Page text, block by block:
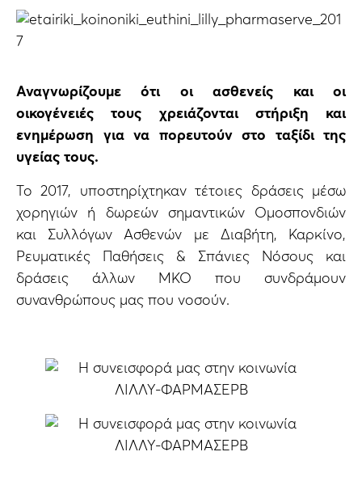
Αναγνωρίζουμε ότι οι ασθενείς και οι
οικογένειές τους χρειάζονται στήριξη και
ενημέρωση για να πορευτούν στο ταξίδι της
υγείας τους.
Το 2017, υποστηρίχτηκαν τέτοιες δράσεις μέσω
χορηγιών ή δωρεών σημαντικών Ομοσπονδιών
και Συλλόγων Ασθενών με Διαβήτη, Καρκίνο,
Ρευματικές Παθήσεις & Σπάνιες Νόσους και
δράσεις άλλων ΜΚΟ που συνδράμουν
συνανθρώπους μας που νοσούν.